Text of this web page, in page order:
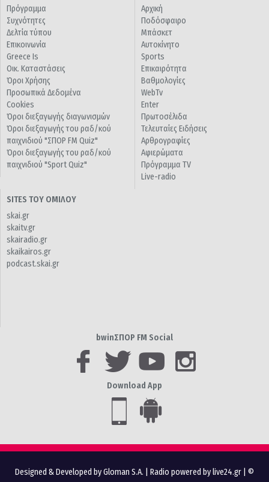
Πρόγραμμα
Συχνότητες
Δελτία τύπου
Επικοινωνία
Greece Is
Οικ. Καταστάσεις
Όροι Χρήσης
Προσωπικά Δεδομένα
Cookies
Όροι διεξαγωγής διαγωνισμών
Όροι διεξαγωγής του ραδ/κού
παιχνιδιού "ΣΠΟΡ FM Quiz"
Όροι διεξαγωγής του ραδ/κού
παιχνιδιού "Sport Quiz"
Αρχική
Ποδόσφαιρο
Μπάσκετ
Αυτοκίνητο
Sports
Επικαιρότητα
Βαθμολογίες
WebTv
Enter
Πρωτοσέλιδα
Τελευταίες Ειδήσεις
Αρθρογραφίες
Αφιερώματα
Πρόγραμμα TV
Live-radio
SITES ΤΟΥ ΟΜΙΛΟΥ
skai.gr
skaitv.gr
skairadio.gr
skaikairos.gr
podcast.skai.gr
bwinΣΠΟΡ FM Social
Download App
Designed & Developed by Gloman S.A. Radio powered by live24.gr | ©